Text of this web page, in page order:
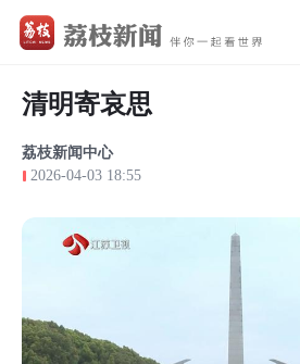
清明寄哀思
荔枝新闻中心
2026-04-03 18:55